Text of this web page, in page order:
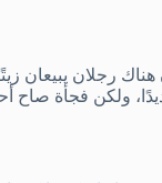
رجلان يبيعان
ولكن فجأة صاح